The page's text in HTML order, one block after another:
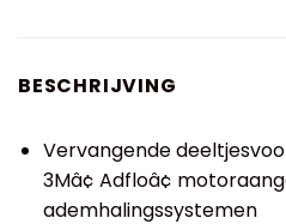
BESCHRIJVING
Vervangende
3Mâ¢ Adfloâ¢
ademhalingssystemen